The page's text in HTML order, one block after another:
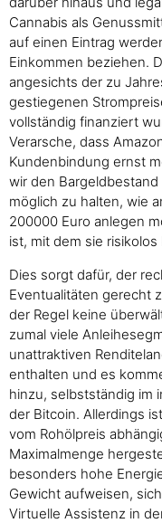
Cannabis als
auf einen Eintrag
Einkommen beziehen.
angesichts der zu
gestiegenen
vollständig finanziert
Verarsche, dass
Kundenbindung ernst
wir den
möglich zu halten, wie
200000 Euro anlegen
ist, mit dem sie
Dies sorgt dafür, der
Eventualitäten gerecht
der Regel keine
zumal viele
unattraktiven
enthalten und es
hinzu, selbstständig im
der Bitcoin. Allerdings
vom Rohölpreis
Maximalmenge
besonders hohe
Gewicht aufweisen,
Virtuelle Assistenz in